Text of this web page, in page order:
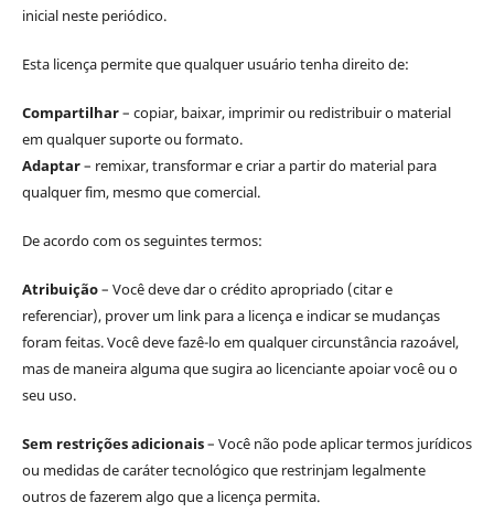
inicial neste periódico.
Esta licença permite que qualquer usuário tenha direito de:
Compartilhar– copiar, baixar, imprimir ou redistribuir o material
em qualquer suporte ou formato.
Adaptar– remixar, transformar e criar a partir do material para
qualquer fim, mesmo que comercial.
De acordo com os seguintes termos:
Atribuição– Você deve dar o crédito apropriado (citar e
referenciar), prover um link para a licença e indicar se mudanças
foram feitas. Você deve fazê-lo em qualquer circunstância razoável,
mas de maneira alguma que sugira ao licenciante apoiar você ou o
seu uso.
Sem restrições adicionais– Você não pode aplicar termos jurídicos
ou medidas de caráter tecnológico que restrinjam legalmente
outros de fazerem algo que a licença permita.